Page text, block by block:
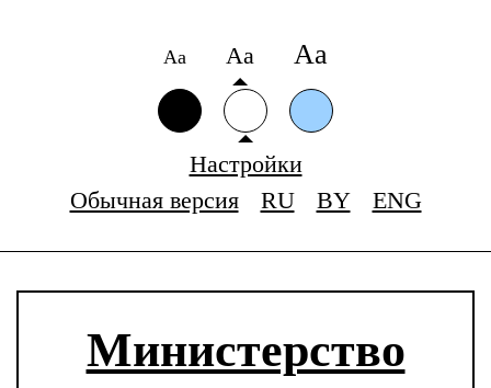
Аа Аа Аа
Настройки
Обычная версия
RU BY ENG
Министерство